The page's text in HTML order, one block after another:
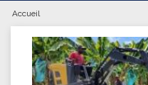
Vous êtes ici
Accueil